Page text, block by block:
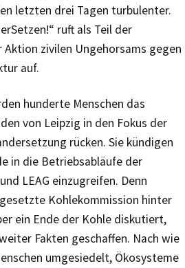
letzten drei Tagen turbulenter.
ruft als Teil der
Aktion zivilen Ungehorsams gegen
auf.
hunderte Menschen das
von Leipzig in den Fokus der
rücken. Sie kündigen
in die Betriebsabläufe der
LEAG einzugreifen. Denn
Kohlekommission hinter
ein Ende der Kohle diskutiert,
Fakten geschaffen. Nach wie
umgesiedelt, Ökosysteme